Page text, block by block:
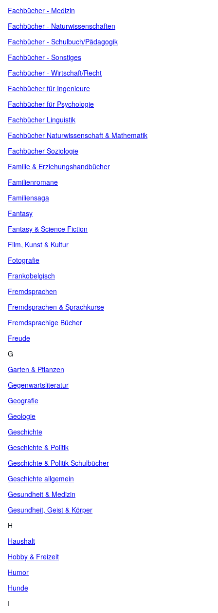
Fachbücher - Medizin
Fachbücher - Naturwissenschaften
Fachbücher - Schulbuch/Pädagogik
Fachbücher - Sonstiges
Fachbücher - Wirtschaft/Recht
Fachbücher für Ingenieure
Fachbücher für Psychologie
Fachbücher Linguistik
Fachbücher Naturwissenschaft & Mathematik
Fachbücher Soziologie
Familie & Erziehungshandbücher
Familienromane
Familiensaga
Fantasy
Fantasy & Science Fiction
Film, Kunst & Kultur
Fotografie
Frankobelgisch
Fremdsprachen
Fremdsprachen & Sprachkurse
Fremdsprachige Bücher
Freude
G
Garten & Pflanzen
Gegenwartsliteratur
Geografie
Geologie
Geschichte
Geschichte & Politik
Geschichte & Politik Schulbücher
Geschichte allgemein
Gesundheit & Medizin
Gesundheit, Geist & Körper
H
Haushalt
Hobby & Freizeit
Humor
Hunde
I